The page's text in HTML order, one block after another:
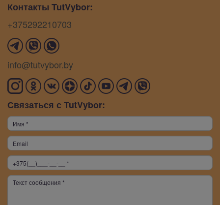
Контакты TutVybor:
+375292210703
info@tutvybor.by
Связаться с TutVybor: